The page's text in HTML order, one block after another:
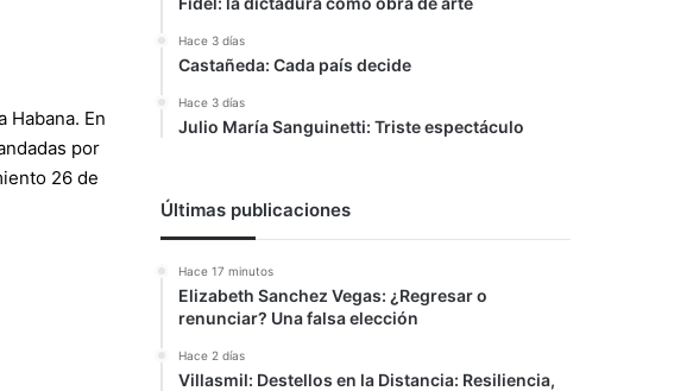
Habana. En
por
26 de
Hace 3 días
Castañeda: Cada país decide
Hace 3 días
Julio María Sanguinetti: Triste espectáculo
Últimas publicaciones
Hace 17 minutos
Elizabeth Sanchez Vegas: ¿Regresar o
renunciar? Una falsa elección
Hace 2 días
Villasmil: Destellos en la Distancia: Resiliencia,